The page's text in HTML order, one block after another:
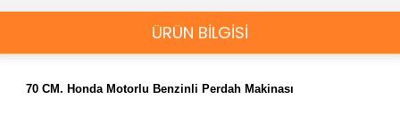
ÜRÜN BİLGİSİ
70 CM. Honda Motorlu Benzinli Perdah Makinası